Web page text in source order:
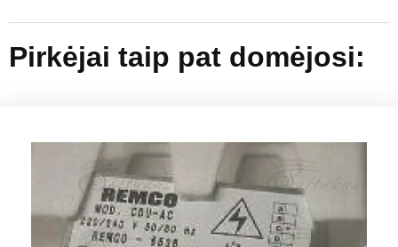
Pirkėjai taip pat domėjosi: